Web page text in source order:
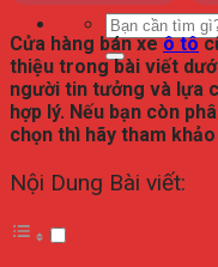
Cửa hàng bán xeô tô
thiệu trong bài viết
người tin tưởng và lựa
hợp lý. Nếu bạn còn
chọn thì hãy tham
Nội Dung Bài viết: